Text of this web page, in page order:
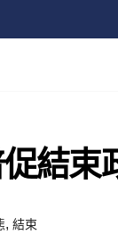
結束
, 結束